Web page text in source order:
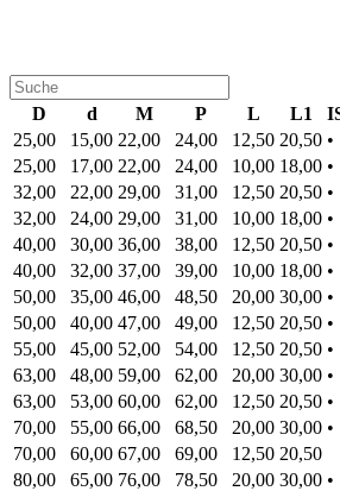
D d M P L L1
25,00
15,00 22,00 24,00 12,50 20,50 •
25,00
17,00 22,00 24,00 10,00 18,00 •
32,00
22,00 29,00 31,00 12,50 20,50 •
32,00
24,00 29,00 31,00 10,00 18,00 •
40,00
30,00 36,00 38,00 12,50 20,50 •
40,00
32,00 37,00 39,00 10,00 18,00 •
50,00
35,00 46,00 48,50 20,00 30,00 •
50,00
40,00 47,00 49,00 12,50 20,50 •
55,00
45,00 52,00 54,00 12,50 20,50 •
63,00
48,00 59,00 62,00 20,00 30,00 •
63,00
53,00 60,00 62,00 12,50 20,50 •
70,00
55,00 66,00 68,50 20,00 30,00 •
70,00
60,00 67,00 69,00 12,50 20,50
80,00
65,00 76,00 78,50 20,00 30,00 •